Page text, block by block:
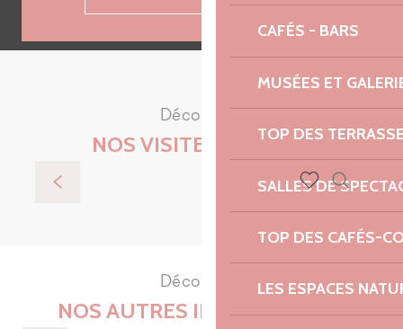
CAFÉS - BARS
MUSÉES ET
TOP DES
SALLES DE
TOP DES CAFÉS-
LES ESPACES
Découvrez
NOS VISITES GUIDÉES
Visite Flash : Inspiration art déco à Lannion
Découvrez
NOS AUTRES IDÉES SÉJOURS